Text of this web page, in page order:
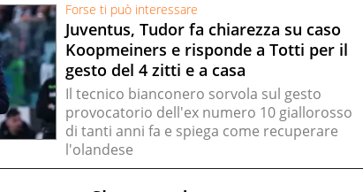
Forse ti può interessare
Juventus, Tudor fa chiarezza su caso
Koopmeiners e risponde a Totti per il
gesto del 4 zitti e a casa
Il tecnico bianconero sorvola sul gesto
provocatorio dell'ex numero 10 giallorosso
di tanti anni fa e spiega come recuperare
l'olandese